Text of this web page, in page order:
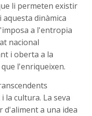
li permeten existir
aquesta dinàmica
a l'entropia
nacional
i oberta a la
l'enriqueixen.
la cultura. La seva
d'aliment a una idea